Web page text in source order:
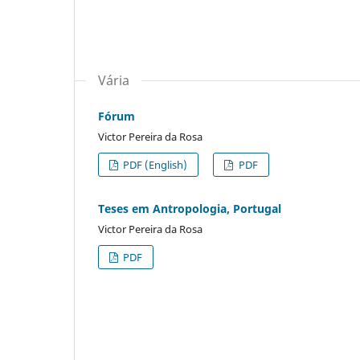
Vária
Fórum
Victor Pereira da Rosa
PDF (English)
PDF
Teses em Antropologia, Portugal
Victor Pereira da Rosa
PDF